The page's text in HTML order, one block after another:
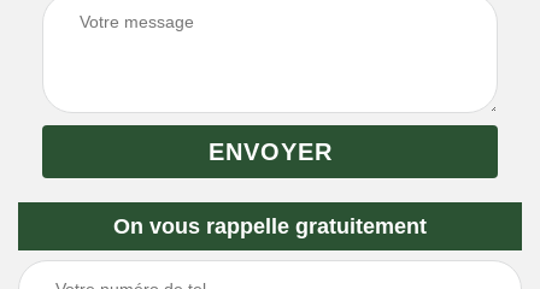
On vous rappelle gratuitement